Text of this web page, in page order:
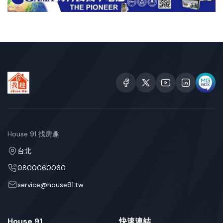
House 91 找房趣
台北
0800060060
service@house91.tw